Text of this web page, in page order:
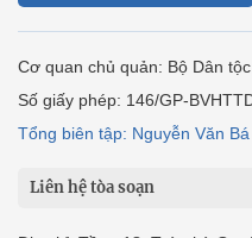
Cơ quan chủ quản: Bộ Dân
Số giấy phép: 146/GP-
Tổng biên tập: Nguyễn Văn Bá
Liên hệ tòa soạn